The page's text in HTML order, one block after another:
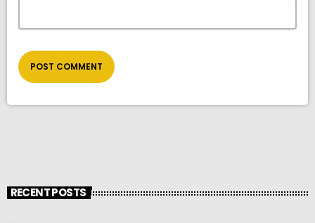
RECENT POSTS